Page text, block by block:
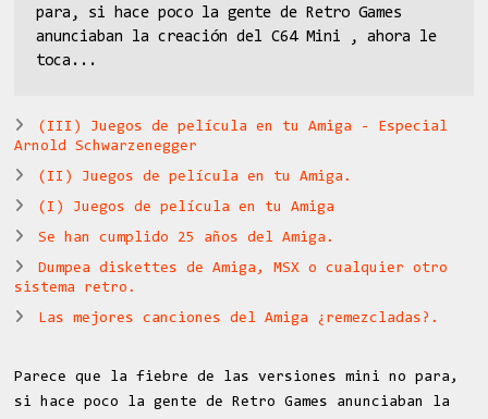
para, si hace poco la gente de Retro Games
anunciaban la creación del C64 Mini , ahora le
toca...
(III) Juegos de película en tu Amiga - Especial
Arnold Schwarzenegger
(II) Juegos de película en tu Amiga.
(I) Juegos de película en tu Amiga
Se han cumplido 25 años del Amiga.
Dumpea diskettes de Amiga, MSX o cualquier otro
sistema retro.
Las mejores canciones del Amiga ¿remezcladas?.
Parece que la fiebre de las versiones mini no para,
si hace poco la gente de Retro Games anunciaban la